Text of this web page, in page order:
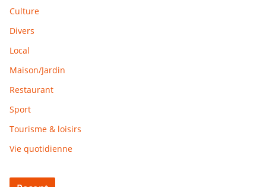
Culture
Divers
Local
Maison/Jardin
Restaurant
Sport
Tourisme & loisirs
Vie quotidienne